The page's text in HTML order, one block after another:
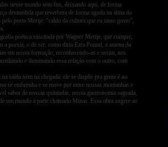
nesse mundo sem fim, deixando aqui, de forma
desmedida que reverbera de forma aguda na alma do
poeta Merije: “caldo da cultura que eu tanto gosto”,
poética suscitada por Wagner Merije, que cumpre,
poesia, o de ser, como diria Ezra Pound, a antena da
em nossa formação, reconhecendo-as e assim, nos
e iluminando essa relação com o outro, com
saída nem na chegada: ele se dispõe pra gente é no
se embrenha e se move por entre nossas montanhas e
sabor de nossas quitandas, nossa gastronomia sagrada,
um mundo à parte chamado Minas. Essa obra sugere ao